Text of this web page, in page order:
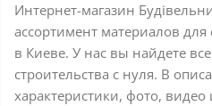
Интернет-магазин
ассортимент материалов для
в Киеве. У нас вы найдете
строительства с нуля. В
характеристики, фото,